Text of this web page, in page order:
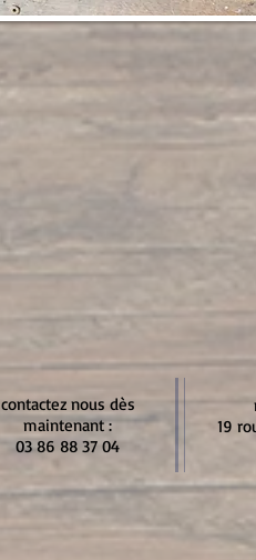
contactez nous dès
maintenant :
03 86 88 37 04
19